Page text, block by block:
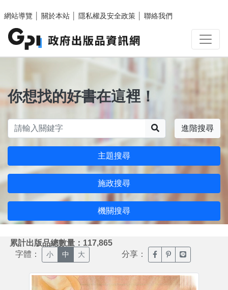
網站導覽
關於本站 隱私權及安全政策 聯絡我們
你想找的好書在這裡！
進階搜尋
主題搜尋
施政搜尋
機關搜尋
累計出版品總數量：117,865
字體： 小 中 大 分享： 臉書分享(另開新視窗)
噗浪分享(另開新
Line分享(另